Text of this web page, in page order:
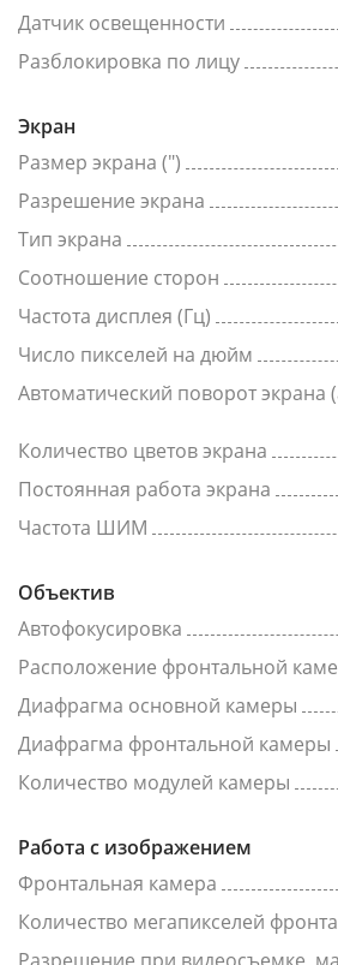
Датчик освещенности
Разблокировка по лицу
Экран
Размер экрана (")
Разрешение экрана
Тип экрана
Соотношение сторон
Частота дисплея (Гц)
Число пикселей на дюйм
Автоматический поворот экрана
Количество цветов экрана
Постоянная работа экрана
Частота ШИМ
Объектив
Автофокусировка
Расположение фронтальной
Диафрагма основной камеры
Диафрагма фронтальной камеры
Количество модулей камеры
Работа с изображением
Фронтальная камера
Количество мегапикселей